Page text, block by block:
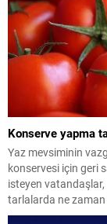
Konserve yapma
Yaz mevsiminin
konservesi için geri
isteyen
tarlalarda ne zaman
konserve yapılacak